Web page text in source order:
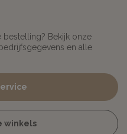
Bekijk onze
en alle
winkels